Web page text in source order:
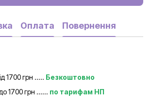
Оплата Повернення
1700 грн ..... Безкоштовно
1700 грн ...... по тарифам НП